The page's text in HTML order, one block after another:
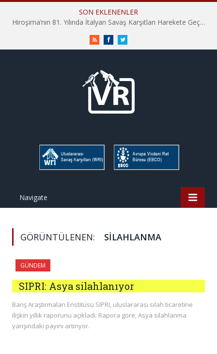
SON EKLENENLER
Hiroşima’nın 81. Yılında İtalyan Savaş Karşıtları Harekete Geçti: “Hatırlamak yeterli değil”
RSS FacebookTwitter
Navigate
GÖRÜNTÜLENEN: SILAHLANMA
GÜNDEM
SIPRI: Asya silahlanıyor
Barış Araştırmaları Enstitüsü SIPRI, uluslararası silah ticaretine
ilişkin yıllık raporunu açıkladı. Rapora göre, Asya silahlanma
yarışındaki payını artırıyor.